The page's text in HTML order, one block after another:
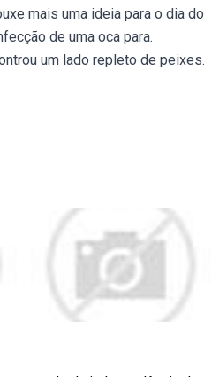
mais uma ideia para o dia do
de uma oca para.
um lado repleto de peixes.